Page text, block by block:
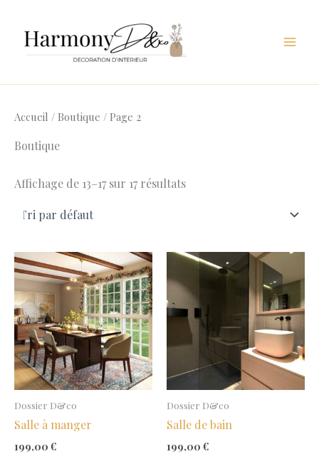
contenu
Accueil / Boutique / Page 2
Boutique
Affichage de 13–17 sur 17 résultats
Dossier D&co
Salle à manger
199,00 €
Dossier D&co
Salle de bain
199,00 €